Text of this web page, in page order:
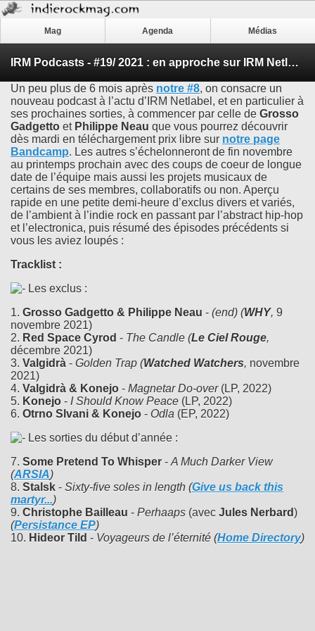
Mag Agenda Médias
IRM Podcasts - #19/ 2021 : en approche sur IRM Netlabel (par Rabbit)
Un peu plus de 6 mois après notre #8, on consacre un
nouveau podcast à l’actu d’IRM Netlabel, et en particulier à
ses prochaines sorties, à commencer par celle de Grosso
Gadgetto et Philippe Neau que vous pourrez découvrir
dès mardi en téléchargement prix libre sur notre page
Bandcamp. Les autres s’échelonneront de fin novembre
au printemps prochain avec des coups de coeur de longue
date de l’équipe mais aussi les projets musicaux de
certains de ses membres, collaboratifs ou non. Aperçu
rapide en une petite demi-heure d’exclus divers et variés,
de l’ambient à l’indie rock en passant par l’abstract hip-hop
et l’electronica, puis résumé des épisodes précédents si
vous les aviez loupés :
Tracklist :
Les exclus :
1. Grosso Gadgetto & Philippe Neau - (end) (WHY, 9
novembre 2021)
2. Red Space Cyrod - The Candle (Le Ciel Rouge,
décembre 2021)
3. Valgidrà - Golden Trap (Watched Watchers, novembre
2021)
4. Valgidrà & Konejo - Magnetar Do-over(LP, 2022)
5. Konejo - I Should Know Peace (LP, 2022)
6. Otrno Slvani & Konejo - Odla (EP, 2022)
Les sorties du début d’année :
7. Some Pretend To Whisper - A Much Darker View
(ARSIA)
8. Stalsk - Sixty-five soles in length (Give us back this
martyr...)
9. Christophe Bailleau - Perhaaps (avec Jules Nerbard)
(Persistance EP)
10. Hideor Tild - Voyageurs de l’éternité (Home Directory)